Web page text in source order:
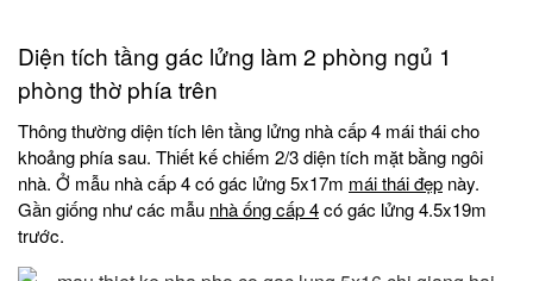
Diện tích tầng gác lửng làm 2 phòng ngủ 1
phòng thờ phía trên
Thông thường diện tích lên tầng lửng nhà cấp 4 mái thái cho
khoảng phía sau. Thiết kế chiếm 2/3 diện tích mặt bằng ngôi
nhà. Ở mẫu nhà cấp 4 có gác lửng 5x17m mái thái đẹp này.
Gần giống như các mẫu nhà ống cấp 4có gác lửng 4.5x19m
trước.